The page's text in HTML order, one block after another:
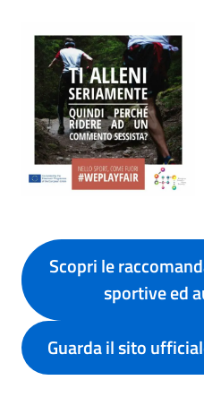
Scopri le
sportive ed
Guarda il sito